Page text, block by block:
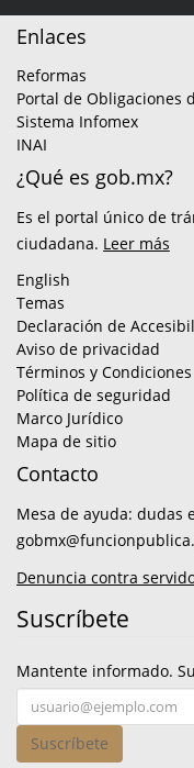
Enlaces
Reformas
Portal de Obligaciones
Sistema Infomex
INAI
¿Qué es gob.mx?
Es el portal único de
ciudadana. Leer más
English
Temas
Declaración de
Aviso de privacidad
Términos y Condiciones
Política de seguridad
Marco Jurídico
Mapa de sitio
Contacto
Mesa de ayuda: dudas
Denuncia contra
Suscríbete
Mantente informado.
Suscríbete